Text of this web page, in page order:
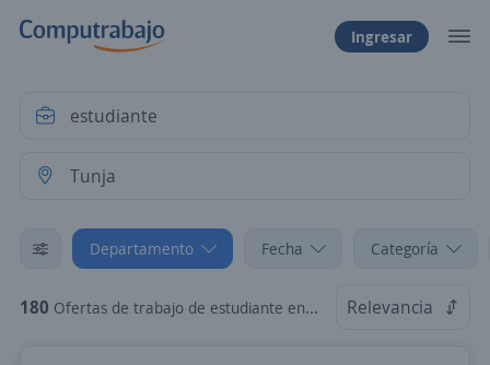
Ingresar
Departamento Fecha Categoría
180 Ofertas de trabajo de estudiante en Tunja, Boyacá Relevancia